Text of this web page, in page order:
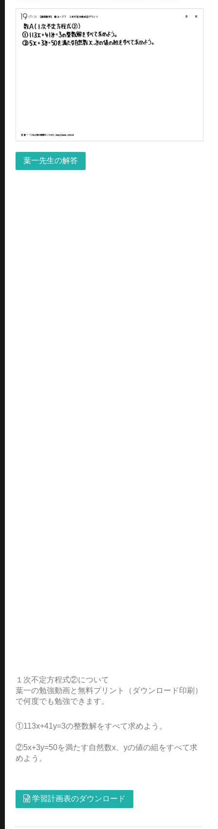
葉一先生の解答
１次不定方程式②について
葉一の勉強動画と無料プリント（ダウンロード印刷）
で何度でも勉強できます。
①113x+41y=3の整数解をすべて求めよう。
②5x+3y=50を満たす自然数x、yの値の組をすべて求
めよう。
学習計画表のダウンロード